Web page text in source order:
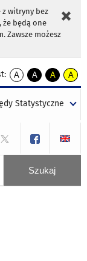
witryny bez
będą one
Zawsze możesz
A
kontrast
A
kontrast
tekst
czarnym
A
kontrast
tekst
czarnym
A
tekst
żółtym
Statystyczne